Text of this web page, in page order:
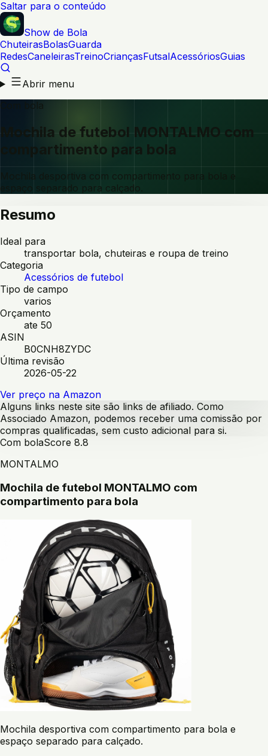
Saltar para o conteúdo
Show de Bola
ChuteirasBolasGuarda
RedesCaneleirasTreinoCriançasFutsalAcessóriosGuias
Abrir menu
Com bola
Mochila de futebol MONTALMO com
compartimento para bola
Mochila desportiva com compartimento para bola e
espaço separado para calçado.
Resumo
Ideal para
transportar bola, chuteiras e roupa de treino
Categoria
Acessórios de futebol
Tipo de campo
varios
Orçamento
ate 50
ASIN
B0CNH8ZYDC
Última revisão
2026-05-22
Ver preço na Amazon
Alguns links neste site são links de afiliado. Como
Associado Amazon, podemos receber uma comissão por
compras qualificadas, sem custo adicional para si.
Com bolaScore 8.8
MONTALMO
Mochila de futebol MONTALMO com
compartimento para bola
Mochila desportiva com compartimento para bola e
espaço separado para calçado.